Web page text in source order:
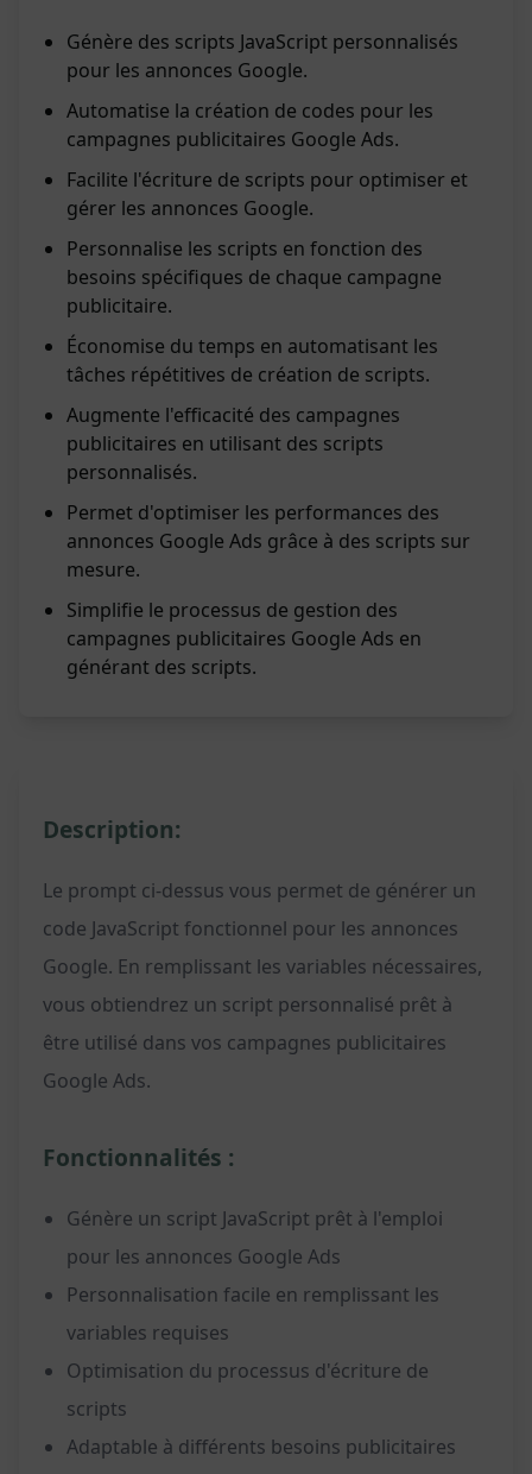
Génère des scripts JavaScript personnalisés
pour les annonces Google.
Automatise la création de codes pour les
campagnes publicitaires Google Ads.
Facilite l'écriture de scripts pour optimiser et
gérer les annonces Google.
Personnalise les scripts en fonction des
besoins spécifiques de chaque campagne
publicitaire.
Économise du temps en automatisant les
tâches répétitives de création de scripts.
Augmente l'efficacité des campagnes
publicitaires en utilisant des scripts
personnalisés.
Permet d'optimiser les performances des
annonces Google Ads grâce à des scripts sur
mesure.
Simplifie le processus de gestion des
campagnes publicitaires Google Ads en
générant des scripts.
Description:
Le prompt ci-dessus vous permet de générer un
code JavaScript fonctionnel pour les annonces
Google. En remplissant les variables nécessaires,
vous obtiendrez un script personnalisé prêt à
être utilisé dans vos campagnes publicitaires
Google Ads.
Fonctionnalités :
Génère un script JavaScript prêt à l'emploi
pour les annonces Google Ads
Personnalisation facile en remplissant les
variables requises
Optimisation du processus d'écriture de
scripts
Adaptable à différents besoins publicitaires